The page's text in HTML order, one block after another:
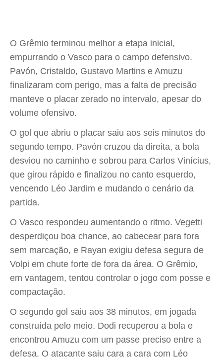
O Grêmio terminou melhor a etapa inicial,
empurrando o Vasco para o campo defensivo.
Pavón, Cristaldo, Gustavo Martins e Amuzu
finalizaram com perigo, mas a falta de precisão
manteve o placar zerado no intervalo, apesar do
volume ofensivo.
O gol que abriu o placar saiu aos seis minutos do
segundo tempo. Pavón cruzou da direita, a bola
desviou no caminho e sobrou para Carlos Vinícius,
que girou rápido e finalizou no canto esquerdo,
vencendo Léo Jardim e mudando o cenário da
partida.
O Vasco respondeu aumentando o ritmo. Vegetti
desperdiçou boa chance, ao cabecear para fora
sem marcação, e Rayan exigiu defesa segura de
Volpi em chute forte de fora da área. O Grêmio,
em vantagem, tentou controlar o jogo com posse e
compactação.
O segundo gol saiu aos 38 minutos, em jogada
construída pelo meio. Dodi recuperou a bola e
encontrou Amuzu com um passe preciso entre a
defesa. O atacante saiu cara a cara com Léo